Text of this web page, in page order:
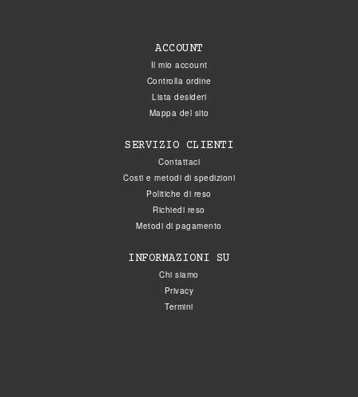
ACCOUNT
Il mio account
Controlla ordine
Lista desideri
Mappa del sito
SERVIZIO CLIENTI
Contattaci
Costi e metodi di spedizioni
Politiche di reso
Richiedi reso
Metodi di pagamento
INFORMAZIONI SU
Chi siamo
Privacy
Termini